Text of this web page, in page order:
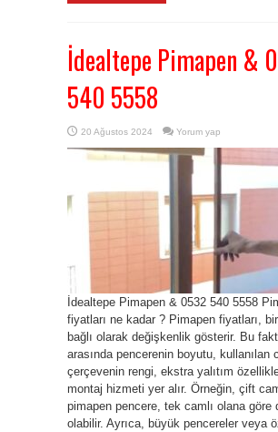
İdealtepe Pimapen &
540 5558
20 Ağustos 2024 Yorum yap
İdealtepe Pimapen & 0532 540 5558
fiyatları ne kadar ? Pimapen fiyatları,
bağlı olarak değişkenlik gösterir. Bu
arasında pencerenin boyutu, kullanılan
çerçevenin rengi, ekstra yalıtım
montaj hizmeti yer alır. Örneğin, çift
pimapen pencere, tek camlı olana göre
olabilir. Ayrıca, büyük pencereler veya